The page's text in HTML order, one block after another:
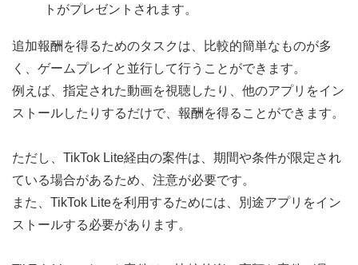
トがプレゼントされます。
追加報酬を得るためのタスクは、比較的簡単なものが多
く、ゲームプレイと並行して行うことができます。
例えば、指定された動画を視聴したり、他のアプリをイン
ストールしたりするだけで、報酬を得ることができます。
ただし、TikTok Lite経由の案件は、期間や条件が限定され
ている場合があるため、注意が必要です。
また、TikTok Liteを利用するためには、別途アプリをイン
ストールする必要があります。